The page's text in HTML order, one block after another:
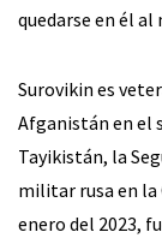
quedarse en él al
Surovikin es
Afganistán en el
Tayikistán, la
militar rusa en la
enero del 2023,